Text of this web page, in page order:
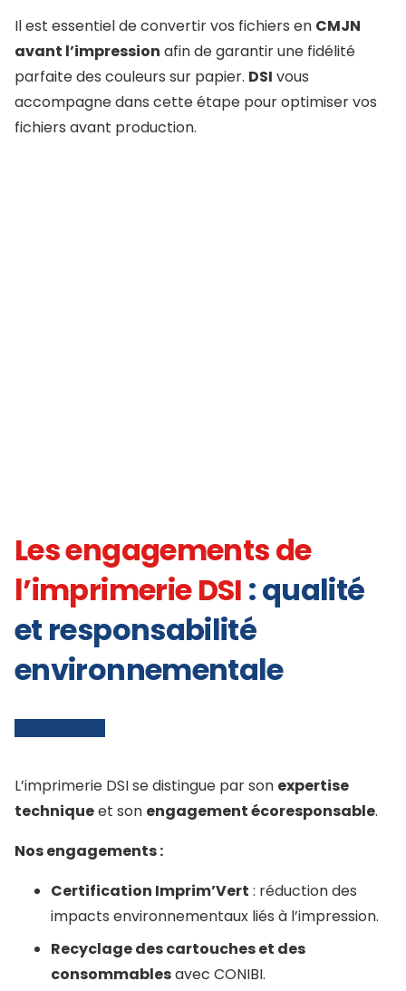
Il est essentiel de convertir vos fichiers en CMJN
avant l’impression afin de garantir une fidélité
parfaite des couleurs sur papier. DSI vous
accompagne dans cette étape pour optimiser vos
fichiers avant production.
Les engagements de
l’imprimerie DSI : qualité
et responsabilité
environnementale
L’imprimerie DSI se distingue par son expertise
techniqueet son engagement écoresponsable.
Nos engagements :
Certification Imprim’Vert : réduction des
impacts environnementaux liés à l’impression.
Recyclage des cartouches et des
consommablesavec CONIBI.